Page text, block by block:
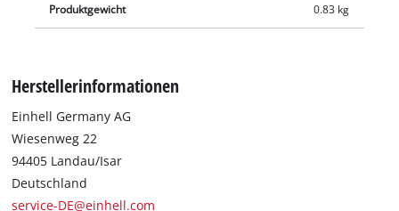
Produktgewicht 0.83 kg
Herstellerinformationen
Einhell Germany AG
Wiesenweg 22
94405 Landau/Isar
Deutschland
service-DE@einhell.com